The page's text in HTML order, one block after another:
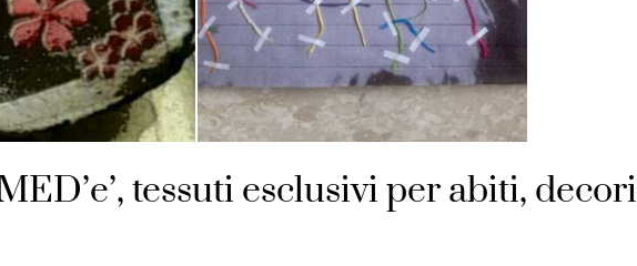
tessuti esclusivi per abiti, decori